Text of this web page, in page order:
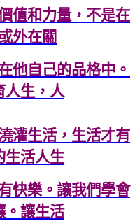
值和力量，不是在
外在關
他自己的品格中。
人生，人
灌生活，生活才有
生活人生
快樂。讓我們學會
。讓生活